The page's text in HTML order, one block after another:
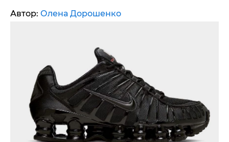
Автор: Олена Дорошенко